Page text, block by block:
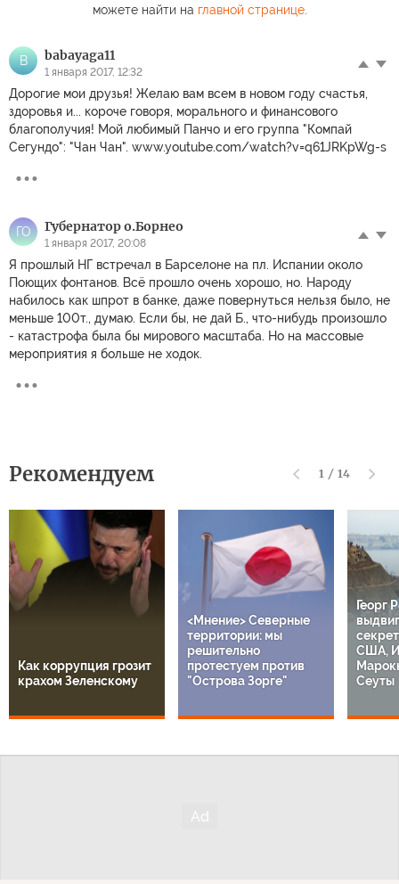
можете найти на главной странице.
B babayaga11
1 января 2017, 12:32
Дорогие мои друзья! Желаю вам всем в новом году счастья,
здоровья и... короче говоря, морального и финансового
благополучия! Мой любимый Панчо и его группа "Компай
Сегундо": "Чан Чан". www.youtube.com/watch?v=q61JRKpWg-s
ГО Губернатор о.Борнео
1 января 2017, 20:08
Я прошлый НГ встречал в Барселоне на пл. Испании около
Поющих фонтанов. Всё прошло очень хорошо, но. Народу
набилось как шпрот в банке, даже повернуться нельзя было, не
меньше 100т., думаю. Если бы, не дай Б., что-нибудь произошло
- катастрофа была бы мирового масштаба. Но на массовые
мероприятия я больше не ходок.
Рекомендуем 1 / 14
Как коррупция грозит
крахом Зеленскому
<Мнение> Северные
территории: мы
решительно
протестуем против
"Острова Зорге"
Георг
США,
Сеуты